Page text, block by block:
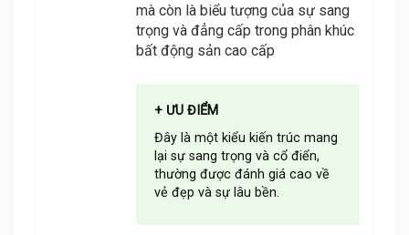
mà còn là biểu tượng của sự sang
trọng và đẳng cấp trong phân khúc
bất động sản cao cấp
+ ƯU ĐIỂM
Đây là một kiểu kiến trúc mang
lại sự sang trọng và cổ điển,
thường được đánh giá cao về
vẻ đẹp và sự lâu bền.